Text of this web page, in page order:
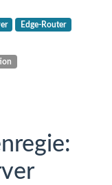
Edge-Router